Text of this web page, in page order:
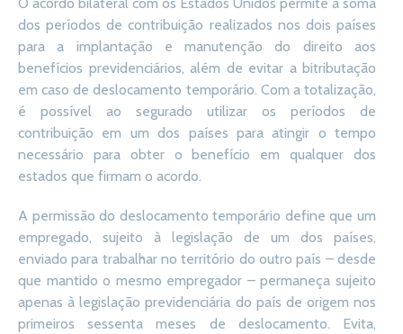
dos períodos de contribuição realizados nos dois países
para a implantação e manutenção do direito aos
benefícios previdenciários, além de evitar a bitributação
em caso de deslocamento temporário. Com a totalização,
é possível ao segurado utilizar os períodos de
contribuição em um dos países para atingir o tempo
necessário para obter o benefício em qualquer dos
estados que firmam o acordo.
A permissão do deslocamento temporário define que um
empregado, sujeito à legislação de um dos países,
enviado para trabalhar no território do outro país – desde
que mantido o mesmo empregador – permaneça sujeito
apenas à legislação previdenciária do país de origem nos
primeiros sessenta meses de deslocamento. Evita,